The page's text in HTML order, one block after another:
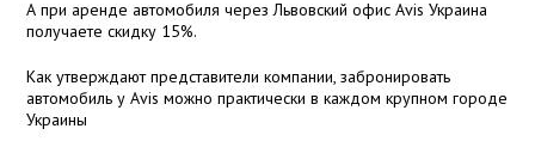
А при аренде автомобиля через Львовский офис Avis Украина
получаете скидку 15%.
Как утверждают представители компании, забронировать
автомобиль у Avis можно практически в каждом крупном городе
Украины